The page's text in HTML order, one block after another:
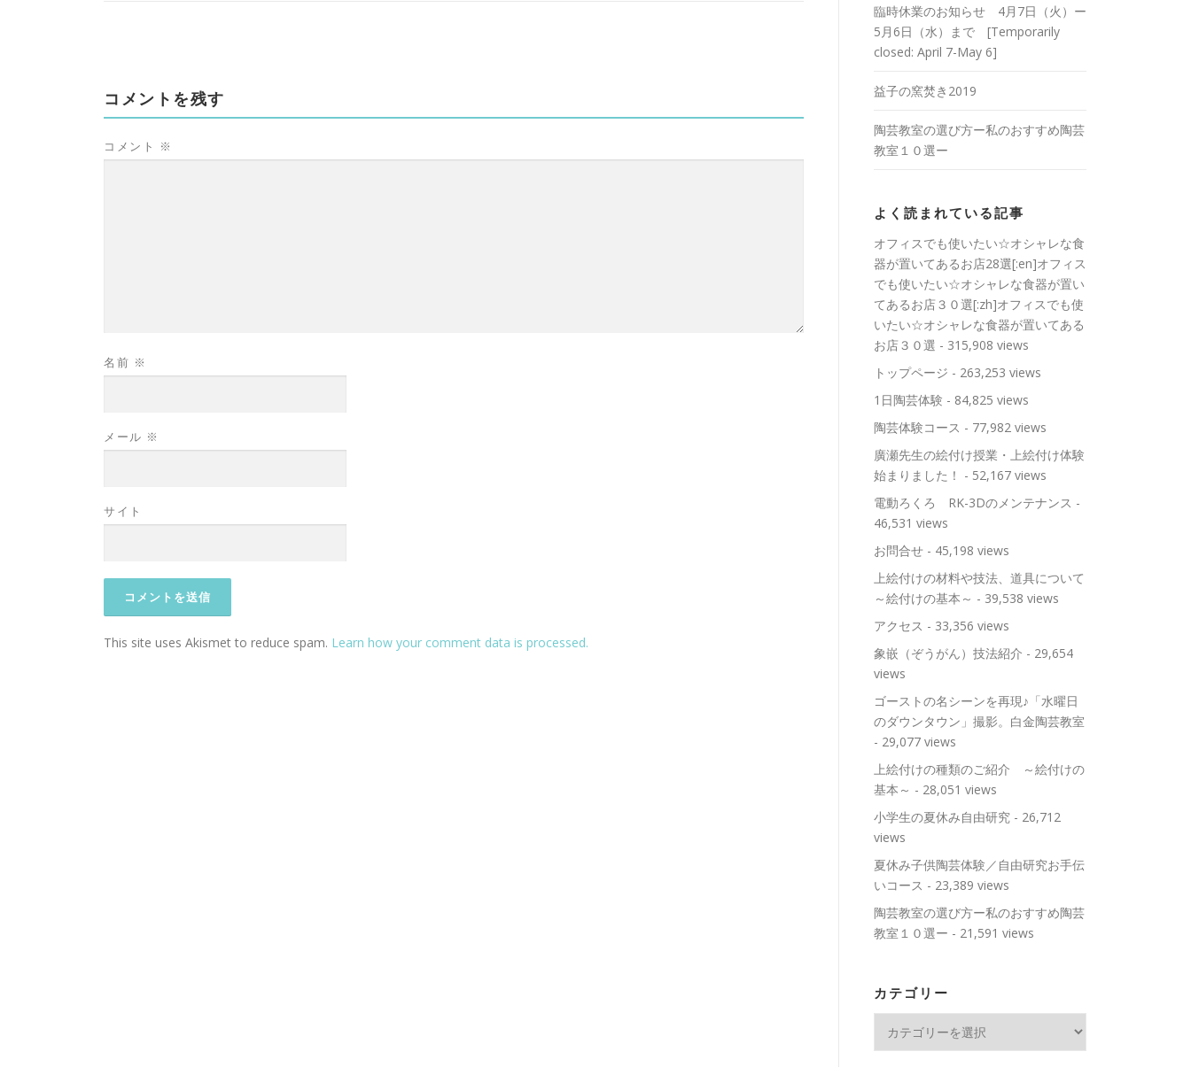
コメントを残す
コメント ※
名前 ※
メール ※
サイト
This site uses Akismet to reduce spam. Learn how your comment data is processed.
臨時休業のお知らせ 4月7日（火）ー
5月6日（水）まで [Temporarily
closed: April 7-May 6]
益子の窯焚き2019
陶芸教室の選び方ー私のおすすめ陶芸
教室１０選ー
よく読まれている記事
オフィスでも使いたい☆オシャレな食
器が置いてあるお店28選[:en]オフィス
でも使いたい☆オシャレな食器が置い
てあるお店３０選[:zh]オフィスでも使
いたい☆オシャレな食器が置いてある
お店３０選 - 315,908 views
トップページ - 263,253 views
1日陶芸体験 - 84,825 views
陶芸体験コース - 77,982 views
廣瀬先生の絵付け授業・上絵付け体験
始まりました！ - 52,167 views
電動ろくろ RK-3Dのメンテナンス -
46,531 views
お問合せ - 45,198 views
上絵付けの材料や技法、道具について
～絵付けの基本～ - 39,538 views
アクセス - 33,356 views
象嵌（ぞうがん）技法紹介 - 29,654
views
ゴーストの名シーンを再現♪「水曜日
のダウンタウン」撮影。白金陶芸教室
- 29,077 views
上絵付けの種類のご紹介 ～絵付けの
基本～ - 28,051 views
小学生の夏休み自由研究 - 26,712
views
夏休み子供陶芸体験／自由研究お手伝
いコース - 23,389 views
陶芸教室の選び方ー私のおすすめ陶芸
教室１０選ー - 21,591 views
カテゴリー